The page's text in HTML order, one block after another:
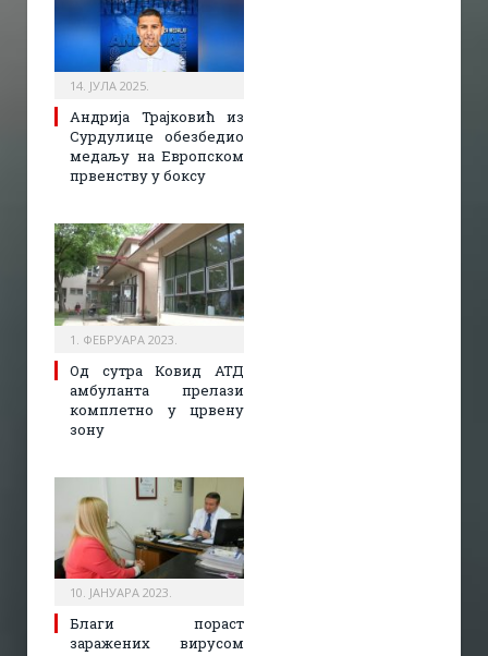
14. ЈУЛА 2025.
Андрија Трајковић из
Сурдулице обезбедио
медаљу на Европском
првенству у боксу
1. ФЕБРУАРА 2023.
Од сутра Ковид АТД
амбуланта прелази
комплетно у црвену
зону
10. ЈАНУАРА 2023.
Благи пораст
заражених вирусом